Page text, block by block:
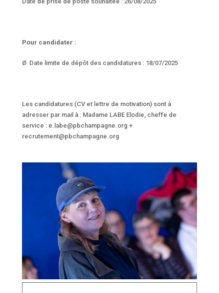
Pour candidater :
Ø Date limite de dépôt des candidatures : 18/07/2025
Les candidatures (CV et lettre de motivation) sont à
adresser par mail à : Madame LABE Elodie, cheffe de
service : e.labe@pbchampagne.org +
recrutement@pbchampagne.org